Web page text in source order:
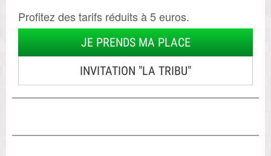
Profitez des tarifs réduits à 5 euros.
JE PRENDS MA PLACE
INVITATION "LA TRIBU"